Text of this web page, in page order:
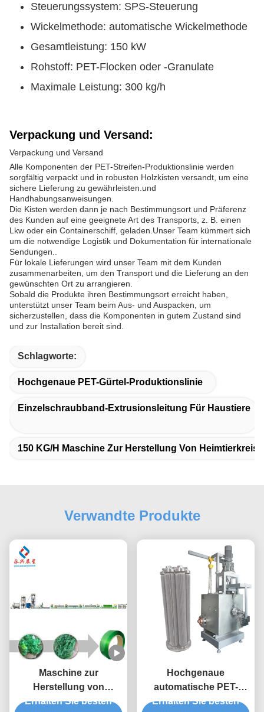
Steuerungssystem: SPS-Steuerung
Wickelmethode: automatische Wickelmethode
Gesamtleistung: 150 kW
Rohstoff: PET-Flocken oder -Granulate
Maximale Leistung: 300 kg/h
Verpackung und Versand:
Verpackung und Versand
Alle Komponenten der PET-Streifen-Produktionslinie werden
sorgfältig verpackt und in robusten Holzkisten versandt, um eine
sichere Lieferung zu gewährleisten.und
Handhabungsanweisungen.
Die Kisten werden dann je nach Bestimmungsort und Präferenz
des Kunden auf eine geeignete Art des Transports, z. B. einen
Lkw oder ein Containerschiff, geladen.Unser Team kümmert sich
um die notwendige Logistik und Dokumentation für internationale
Sendungen..
Für lokale Lieferungen wird unser Team mit dem Kunden
zusammenarbeiten, um den Transport und die Lieferung an den
gewünschten Ort zu arrangieren.
Sobald die Produkte ihren Bestimmungsort erreicht haben,
unterstützt unser Team beim Aus- und Auspacken, um
sicherzustellen, dass die Komponenten in gutem Zustand sind
und zur Installation bereit sind.
Schlagworte:
Hochgenaue PET-Gürtel-Produktionslinie
Einzelschraubband-Extrusionsleitung Für Haustiere
150 KG/h Maschine Zur Herstellung Von
Verwandte Produkte
Maschine zur
Herstellung von
Kunststoffbanden
Erhalten Sie besten
Hochgenaue
automatische PET-
Gürtel-Produktionslinie
Erhalten Sie besten